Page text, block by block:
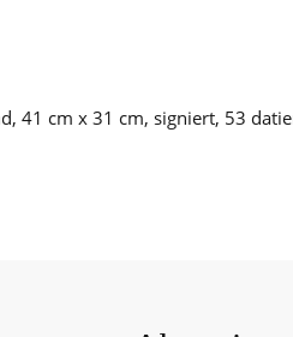
41 cm x 31 cm, signiert, 53